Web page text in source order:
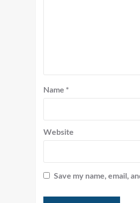
Name *
Website
Save my name, email,